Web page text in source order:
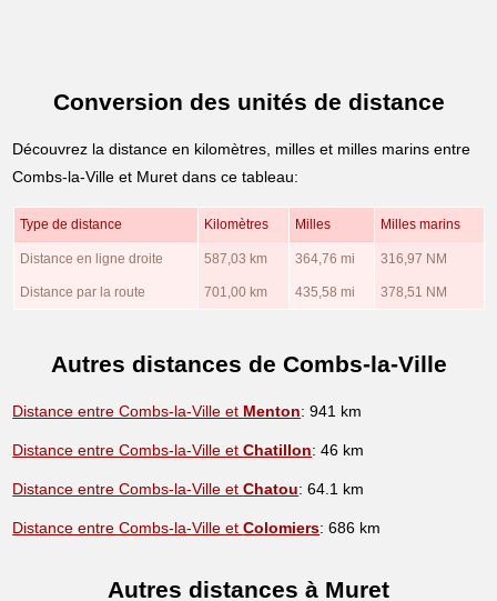
Conversion des unités de distance
Découvrez la distance en kilomètres, milles et milles marins entre
Combs-la-Ville et Muret dans ce tableau:
Type de distance Kilomètres Milles Milles marins
Distance en ligne droite 587,03 km 364,76 mi 316,97 NM
Distance par la route 701,00 km 435,58 mi 378,51 NM
Autres distances de Combs-la-Ville
Distance entre Combs-la-Ville et Menton: 941 km
Distance entre Combs-la-Ville etChatillon: 46 km
Distance entre Combs-la-Ville etChatou: 64.1 km
Distance entre Combs-la-Ville etColomiers: 686 km
Autres distances à Muret